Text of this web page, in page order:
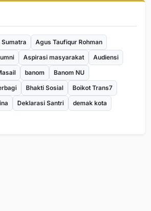
Agus Taufiqur Rohman
Aspirasi masyarakat
Audiensi
banom
Banom NU
Bhakti Sosial
Boikot Trans7
Deklarasi Santri
demak kota